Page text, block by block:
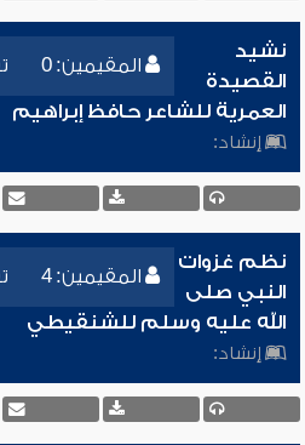
المقيمين: 0
نشيد
القصيدة
العمرية للشاعر حافظ إبراهيم
إنشاد:
المقيمين: 4
نظم غزوات
النبي صلى
الله عليه وسلم للشنقيطي
إنشاد: